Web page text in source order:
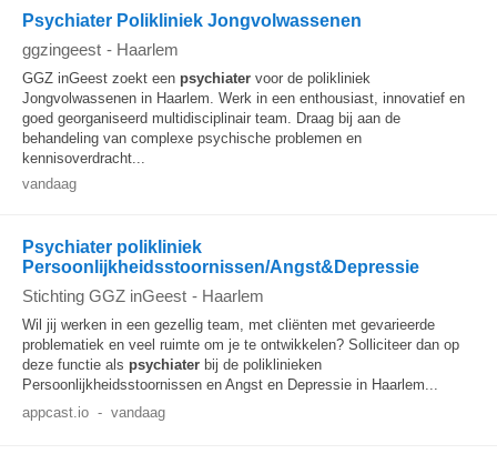
Psychiater Polikliniek Jongvolwassenen
ggzingeest - Haarlem
GGZ inGeest zoekt een psychiater voor de polikliniek
Jongvolwassenen in Haarlem. Werk in een enthousiast, innovatief en
goed georganiseerd multidisciplinair team. Draag bij aan de
behandeling van complexe psychische problemen en
kennisoverdracht...
vandaag
Psychiater polikliniek
Persoonlijkheidsstoornissen/Angst&Depressie
Stichting GGZ inGeest - Haarlem
Wil jij werken in een gezellig team, met cliënten met gevarieerde
problematiek en veel ruimte om je te ontwikkelen? Solliciteer dan op
deze functie als psychiater bij de poliklinieken
Persoonlijkheidsstoornissen en Angst en Depressie in Haarlem...
appcast.io - vandaag